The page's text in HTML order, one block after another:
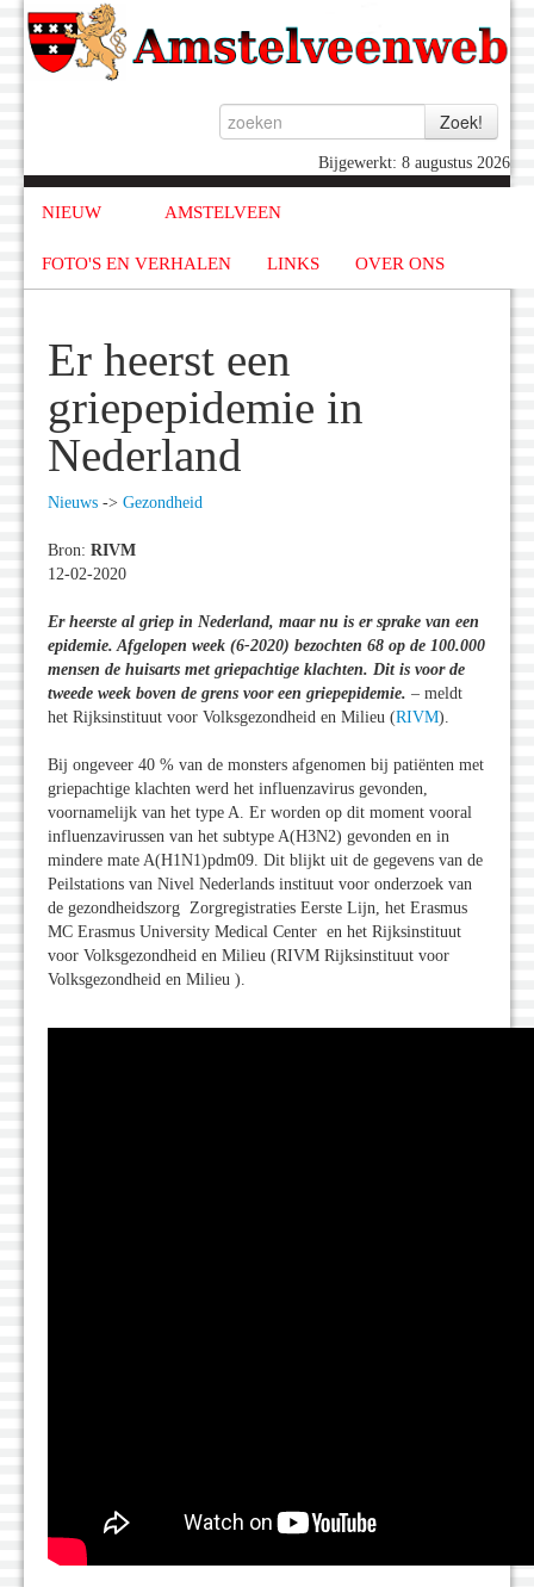
Bijgewerkt: 8 augustus 2026
NIEUW AMSTELVEEN
FOTO'S EN VERHALEN LINKS OVER ONS
Er heerst een
griepepidemie in
Nederland
Nieuws -> Gezondheid
Bron: RIVM
12-02-2020
Er heerste al griep in Nederland, maar nu is er sprake van een
epidemie. Afgelopen week (6-2020) bezochten 68 op de 100.000
mensen de huisarts met griepachtige klachten. Dit is voor de
tweede week boven de grens voor een griepepidemie. – meldt
het Rijksinstituut voor Volksgezondheid en Milieu (RIVM).
Bij ongeveer 40 % van de monsters afgenomen bij patiënten met
griepachtige klachten werd het influenzavirus gevonden,
voornamelijk van het type A. Er worden op dit moment vooral
influenzavirussen van het subtype A(H3N2) gevonden en in
mindere mate A(H1N1)pdm09. Dit blijkt uit de gegevens van de
Peilstations van Nivel Nederlands instituut voor onderzoek van
de gezondheidszorg Zorgregistraties Eerste Lijn, het Erasmus
MC Erasmus University Medical Center en het Rijksinstituut
voor Volksgezondheid en Milieu (RIVM Rijksinstituut voor
Volksgezondheid en Milieu ).